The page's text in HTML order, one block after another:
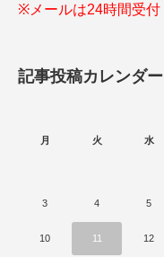
※メールは24時間受付
記事投稿カレンダー
月 火 水
3 4 5
10 11 12